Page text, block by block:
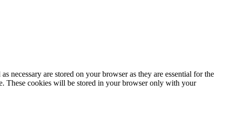
necessary are stored on your browser as they are essential for the
These cookies will be stored in your browser only with your